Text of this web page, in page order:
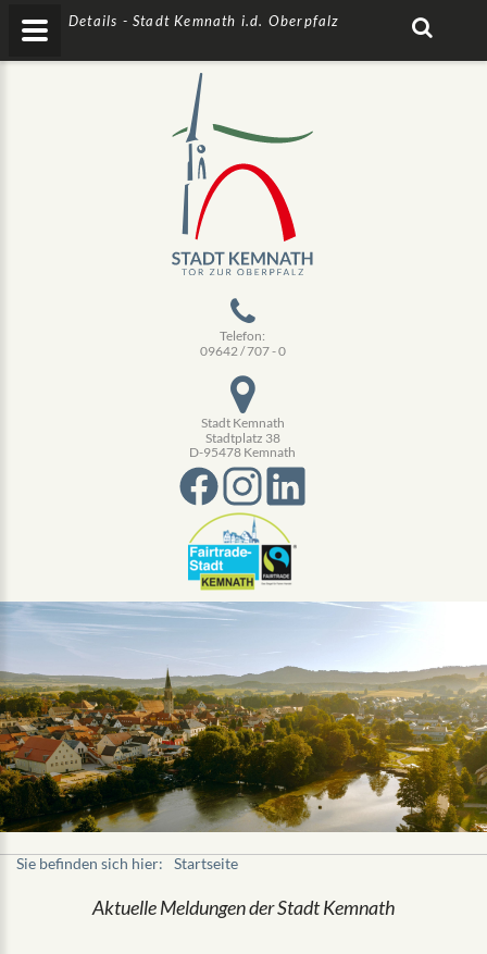
Telefon:
09642 / 707 - 0
Stadt Kemnath
Stadtplatz 38
D-95478 Kemnath
Sie befinden sich hier: Startseite
Aktuelle Meldungen der Stadt Kemnath
Details - Stadt Kemnath i.d. Oberpfalz